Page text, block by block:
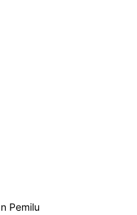
Pemilu